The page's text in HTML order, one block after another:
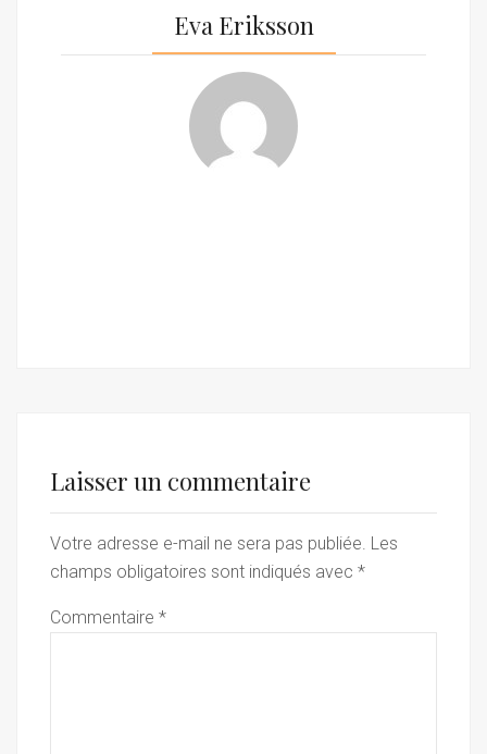
Eva Eriksson
Laisser un commentaire
Votre adresse e-mail ne sera pas publiée. Les
champs obligatoires sont indiqués avec *
Commentaire *